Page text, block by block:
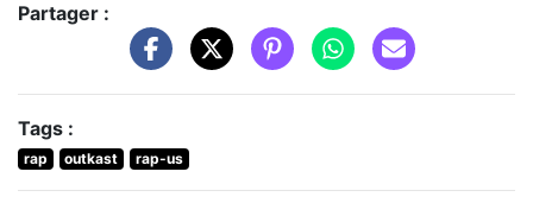
Partager :
Tags :
rap outkast rap-us